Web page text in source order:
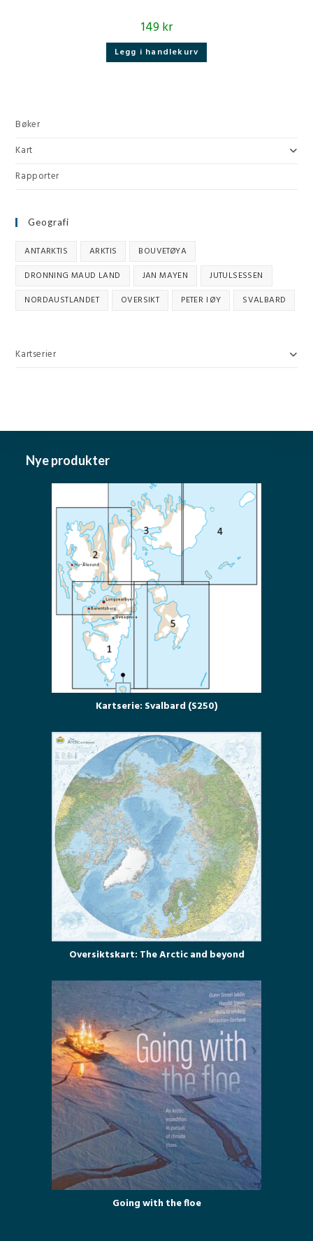
149kr
Legg i handlekurv
Bøker
Kart
Rapporter
Geografi
ANTARKTIS ARKTIS
BOUVETØYA
DRONNING MAUD LAND
JAN MAYEN
JUTULSESSEN
NORDAUSTLANDET
OVERSIKT PETER I ØY SVALBARD
Kartserier
Nye produkter
Kartserie: Svalbard (S250)
Oversiktskart: The Arctic and beyond
Going with the floe